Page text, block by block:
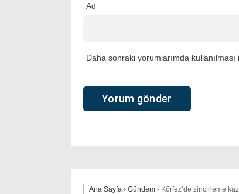
Ad
Daha sonraki yorumlarımda
Ana Sayfa › Gündem › Körfez’de zincirleme